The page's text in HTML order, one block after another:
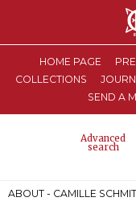
HOME PAGE
COLLECTIONS
SEND A
Advanced
search
ABOUT - CAMILLE